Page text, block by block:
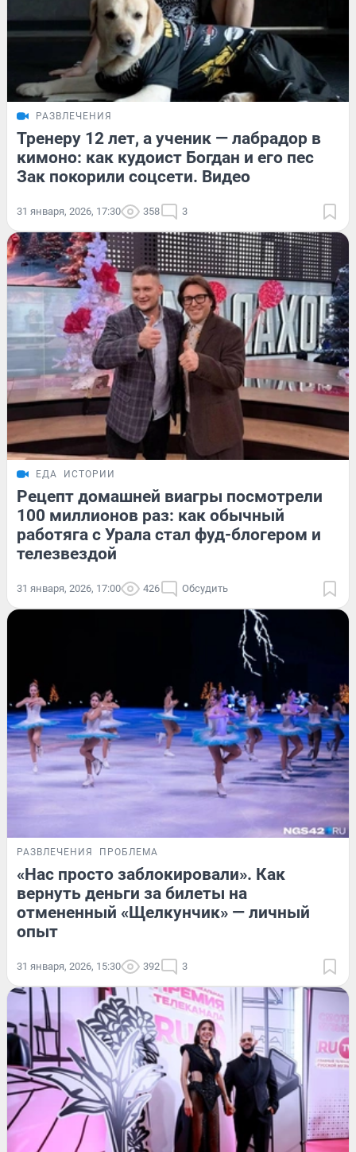
РАЗВЛЕЧЕНИЯ
Тренеру 12 лет, а ученик — лабрадор в
кимоно: как кудоист Богдан и его пес
Зак покорили соцсети. Видео
31 января, 2026, 17:30 358 3
ЕДА ИСТОРИИ
Рецепт домашней виагры посмотрели
100 миллионов раз: как обычный
работяга с Урала стал фуд-блогером и
телезвездой
31 января, 2026, 17:00 426 Обсудить
РАЗВЛЕЧЕНИЯ ПРОБЛЕМА
«Нас просто заблокировали». Как
вернуть деньги за билеты на
отмененный «Щелкунчик» — личный
опыт
31 января, 2026, 15:30 392 3